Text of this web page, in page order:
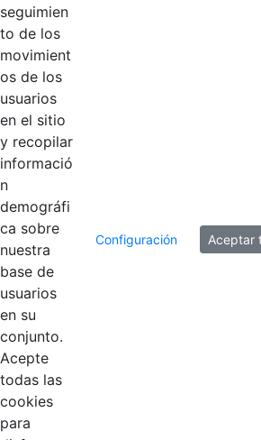
Mostrando el intervalo 1 - 9 de 9
seguimien
to de los
movimient
os de los
usuarios
en el sitio
y recopilar
informació
n
demográfi
ca sobre
nuestra
base de
usuarios
en su
conjunto.
Acepte
todas las
cookies
para
Configuración Aceptar